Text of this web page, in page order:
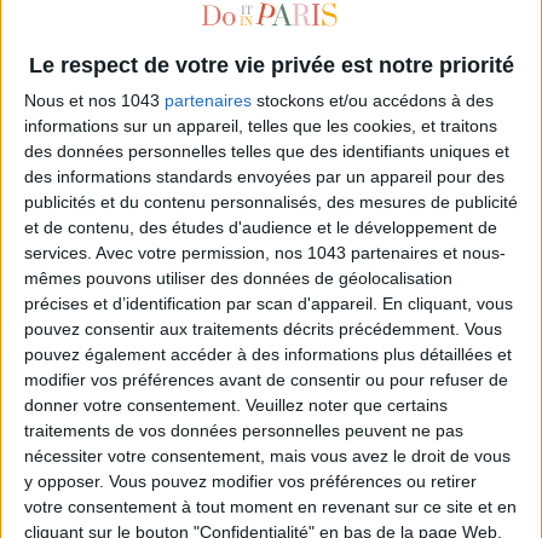
Le respect de votre vie privée est notre priorité
Nous et nos 1043 partenaires stockons et/ou accédons à des
informations sur un appareil, telles que les cookies, et traitons
des données personnelles telles que des identifiants uniques et
des informations standards envoyées par un appareil pour des
publicités et du contenu personnalisés, des mesures de publicité
et de contenu, des études d'audience et le développement de
services. Avec votre permission, nos 1043 partenaires et nous-
mêmes pouvons utiliser des données de géolocalisation
précises et d’identification par scan d'appareil. En cliquant, vous
pouvez consentir aux traitements décrits précédemment. Vous
pouvez également accéder à des informations plus détaillées et
modifier vos préférences avant de consentir ou pour refuser de
donner votre consentement. Veuillez noter que certains
traitements de vos données personnelles peuvent ne pas
nécessiter votre consentement, mais vous avez le droit de vous
y opposer. Vous pouvez modifier vos préférences ou retirer
votre consentement à tout moment en revenant sur ce site et en
cliquant sur le bouton "Confidentialité" en bas de la page Web.
CHRISTOPHE ROBIN : LE COLORISTE DES ACTRICES